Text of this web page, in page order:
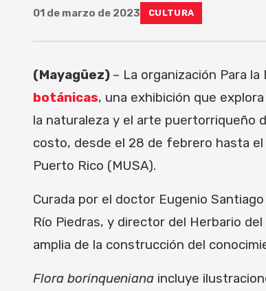
01 de marzo de 2023 CULTURA
(Mayagüez) – La organización Para
botánicas, una exhibición que
la naturaleza y el arte puertorriqueño
costo, desde el 28 de febrero hasta
Puerto Rico (MUSA).
Curada por el doctor Eugenio
Río Piedras, y director del Herbario
amplia de la construcción del
Flora borinqueniana incluye